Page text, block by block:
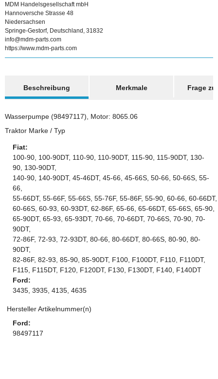
MDM Handelsgesellschaft mbH
Hannoversche Strasse 48
Niedersachsen
Springe-Gestorf, Deutschland, 31832
info@mdm-parts.com
https://www.mdm-parts.com
Beschreibung
Merkmale Frage
Wasserpumpe (98497117), Motor: 8065.06
Traktor Marke / Typ
Fiat:
100-90, 100-90DT, 110-90, 110-90DT, 115-90, 115-90DT, 130-
90, 130-90DT,
140-90, 140-90DT, 45-46DT, 45-66, 45-66S, 50-66, 50-66S, 55-
66,
55-66DT, 55-66F, 55-66S, 55-76F, 55-86F, 55-90, 60-66, 60-66DT,
60-66S, 60-93, 60-93DT, 62-86F, 65-66, 65-66DT, 65-66S, 65-90,
65-90DT, 65-93, 65-93DT, 70-66, 70-66DT, 70-66S, 70-90, 70-
90DT,
72-86F, 72-93, 72-93DT, 80-66, 80-66DT, 80-66S, 80-90, 80-
90DT,
82-86F, 82-93, 85-90, 85-90DT, F100, F100DT, F110, F110DT,
F115, F115DT, F120, F120DT, F130, F130DT, F140, F140DT
Ford:
3435, 3935, 4135, 4635
Hersteller Artikelnummer(n)
Ford:
98497117